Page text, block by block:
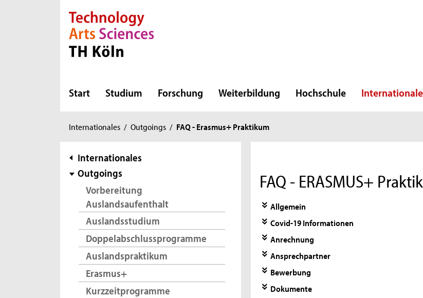
Direkt zur Hauptnavigation
Direkt zur Subnavigation
Direkt zum Inhalt
Direkt zum Fußbereich
Start Studium Forschung Weiterbildung Hochschule
Sie
hier:
Internationales / Outgoings / FAQ - Erasmus+ Praktikum
Subnavigation
Internationales
Outgoings
Vorbereitung
Auslandsaufenthalt
Auslandsstudium
Doppelabschlussprogramme
Auslandspraktikum
Erasmus+
Kurzzeitprogramme
FAQ - ERASMUS+
Allgemein
Covid-19 Informationen
Anrechnung
Ansprechpartner
Bewerbung
Dokumente